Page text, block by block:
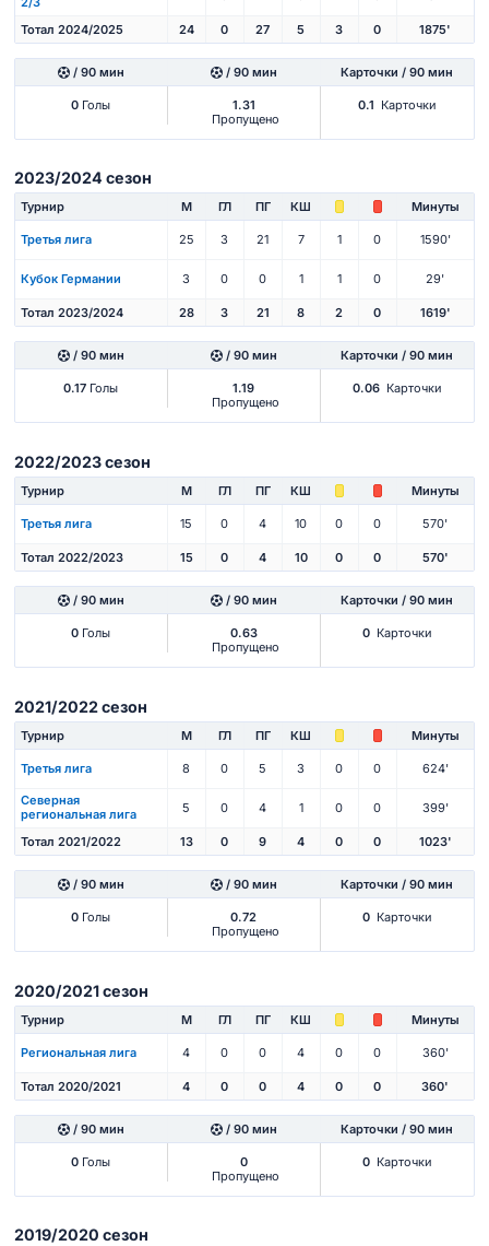
Тотал 2024/2025 24 0 27 5 3 0 1875'
/ 90 мин / 90 мин Карточки / 90 мин
0 Голы
1.31
Пропущено
0.1 Карточки
2023/2024 сезон
Турнир М ГЛ ПГ КШ Минуты
Третья лига 25 3 21 7 1 0 1590'
Кубок Германии 3 0 0 1 1 0 29'
Тотал 2023/2024 28 3 21 8 2 0 1619'
/ 90 мин / 90 мин Карточки / 90 мин
0.17 Голы
1.19
Пропущено
0.06 Карточки
2022/2023 сезон
Турнир М ГЛ ПГ КШ Минуты
Третья лига 15 0 4 10 0 0 570'
Тотал 2022/2023 15 0 4 10 0 0 570'
/ 90 мин / 90 мин Карточки / 90 мин
0 Голы
0.63
Пропущено
0 Карточки
2021/2022 сезон
Турнир М ГЛ ПГ КШ Минуты
Третья лига 8 0 5 3 0 0 624'
Северная
региональная лига
5 0 4 1 0 0 399'
Тотал 2021/2022 13 0 9 4 0 0 1023'
/ 90 мин / 90 мин Карточки / 90 мин
0 Голы
0.72
Пропущено
0 Карточки
2020/2021 сезон
Турнир М ГЛ ПГ КШ Минуты
Региональная лига 4 0 0 4 0 0 360'
Тотал 2020/2021 4 0 0 4 0 0 360'
/ 90 мин / 90 мин Карточки / 90 мин
0 Голы
0
Пропущено
0 Карточки
2019/2020 сезон